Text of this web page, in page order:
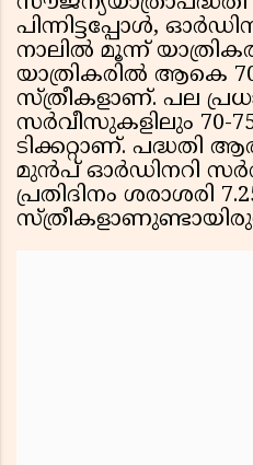
പിന്നിട്ടപ്പോൾ,
നാലിൽ മൂന്ന്
യാത്രികരിൽ ആകെ
സ്ത്രീകളാണ്. പല
സർവീസുകളിലും 70-
ടിക്കറ്റാണ്. പദ്ധതി
മുൻപ് ഓർഡിനറി
പ്രതിദിനം ശരാശരി